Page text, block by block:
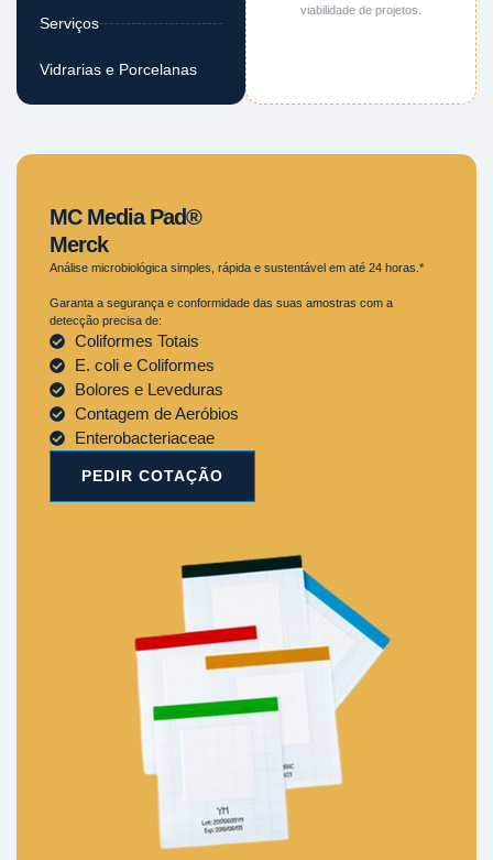
Serviços
Vidrarias e Porcelanas
viabilidade de projetos.
MC Media Pad®
Merck
Análise microbiológica simples, rápida e sustentável em até 24 horas.*
Garanta a segurança e conformidade das suas amostras com a
detecção precisa de:
Coliformes Totais
E. coli e Coliformes
Bolores e Leveduras
Contagem de Aeróbios
Enterobacteriaceae
PEDIR COTAÇÃO